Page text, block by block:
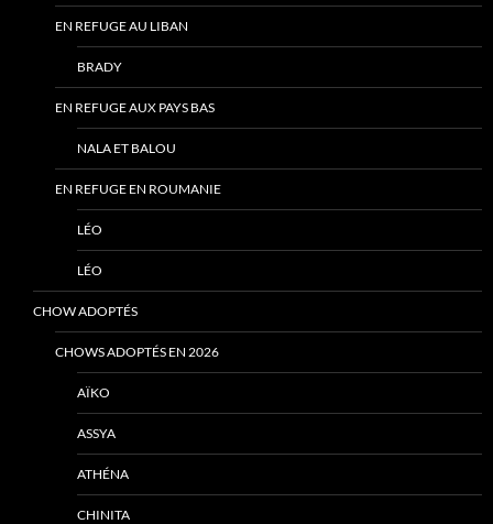
EN REFUGE AU LIBAN
BRADY
EN REFUGE AUX PAYS BAS
NALA ET BALOU
EN REFUGE EN ROUMANIE
LÉO
LÉO
CHOW ADOPTÉS
CHOWS ADOPTÉS EN 2026
AÏKO
ASSYA
ATHÉNA
CHINITA